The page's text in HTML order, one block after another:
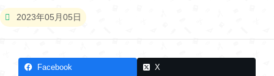
2023年05月05日
Facebook X